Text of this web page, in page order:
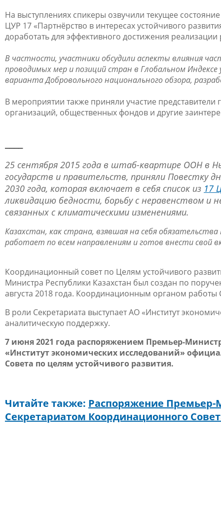
На выступлениях спикеры озвучили текущее
ЦУР 17 «Партнёрство в интересах устойчивого
доработать для эффективного достижения
В частности, участники обсудили аспекты влияния
проводимых мер и позиций стран в Глобальном
варианта Добровольного национального обзора,
В мероприятии также приняли участие представители
организаций, общественных фондов и другие
25 сентября 2015 года в штаб-квартире ООН в
государств и правительств, приняли Повестку
2030 года, которая включает в себя список из 17
ликвидацию бедности, борьбу с неравенством и
связанных с климатическими изменениями.
Казахстан, как страна, взявшая на себя
работает по всем направлениям и готов внести свой
Координационный совет по Целям устойчивого
Министра Республики Казахстан был создан по
августа 2018 года. Координационным органом
В роли Секретариата выступает АО «Институт
аналитическую поддержку.
7 июня 2021 года распоряжением Премьер-
«Институт экономических исследований»
Совета по целям устойчивого развития.
Читайте также: Распоряжение
Секретариатом Координационного